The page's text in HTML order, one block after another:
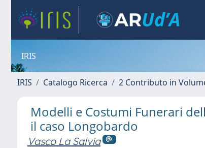
IRIS
IRIS Catalogo Ricerca 2 Contributo in
Modelli e Costumi Funerari
il caso Longobardo
Vasco La Salvia